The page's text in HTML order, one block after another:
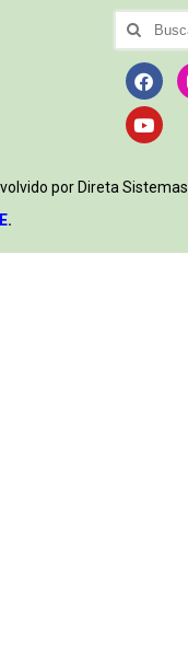
por Direta Sistemas
.